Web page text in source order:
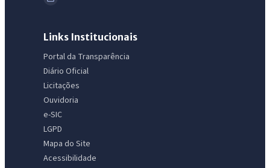
Links Institucionais
Portal da Transparência
Diário Oficial
Licitações
Ouvidoria
e-SIC
LGPD
Mapa do Site
Acessibilidade